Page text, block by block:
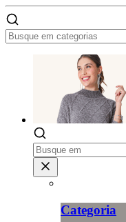
Categoria